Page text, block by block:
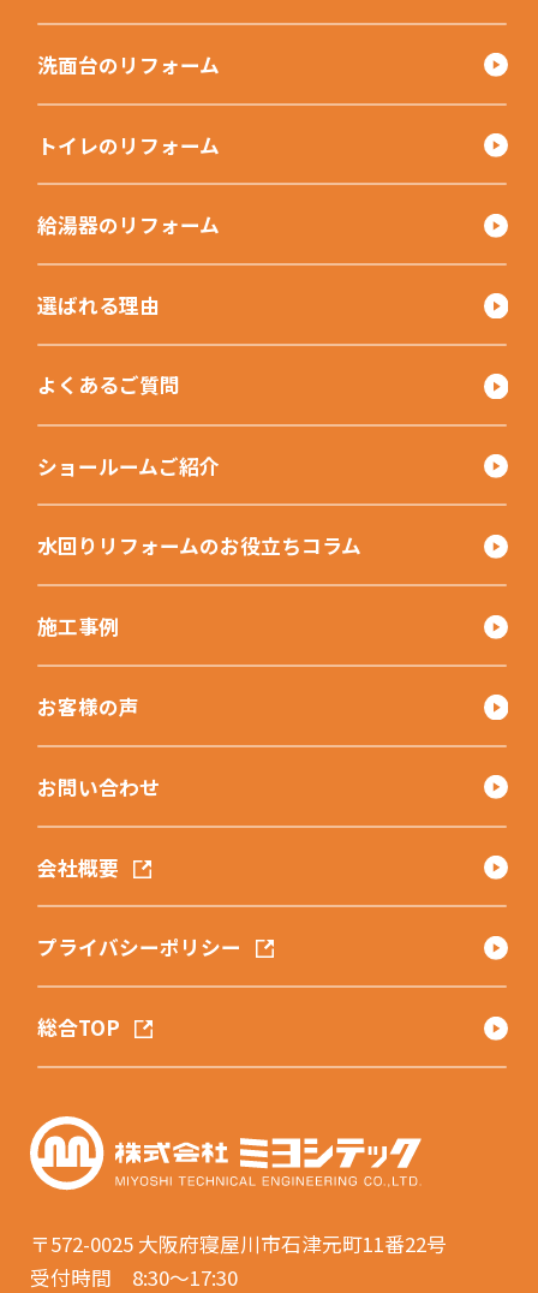
〒572-0025 大阪府寝屋川市石津元町11番22号
受付時間 8:30〜17:30
洗面台のリフォーム
トイレのリフォーム
給湯器のリフォーム
選ばれる理由
よくあるご質問
ショールームご紹介
水回りリフォームのお役立ちコラム
施工事例
お客様の声
お問い合わせ
会社概要
プライバシーポリシー
総合TOP